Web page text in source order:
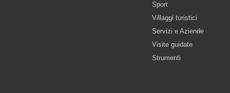
Sport
Villaggi turistici
Servizi e Aziende
Visite guidate
Strumenti